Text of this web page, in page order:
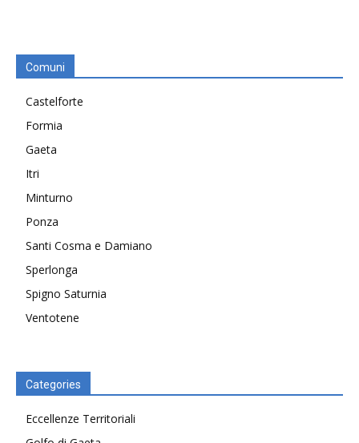
Comuni
Castelforte
Formia
Gaeta
Itri
Minturno
Ponza
Santi Cosma e Damiano
Sperlonga
Spigno Saturnia
Ventotene
Categories
Eccellenze Territoriali